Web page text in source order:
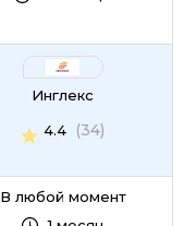
Инглекс
4.4
(34)
В любой момент